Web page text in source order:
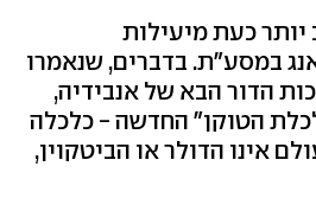
יותר כעת מיעילות
במסע"ת. בדברים, שנאמרו
הדור הבא של אנבידיה,
הטוקן" החדשה - כלכלה
אינו הדולר או הביטקוין,